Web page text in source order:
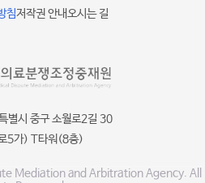
침저작권 안내오시는 길
별시 중구 소월로2길 30
5가) T타워(8층)
Mediation and Arbitration Agency. All